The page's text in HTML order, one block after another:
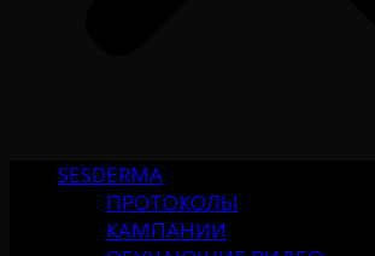
SESDERMA
ПРОТОКОЛЫ
КАМПАНИИ